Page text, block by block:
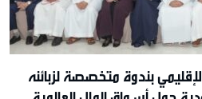
بندوة متخصصة لزبائنه